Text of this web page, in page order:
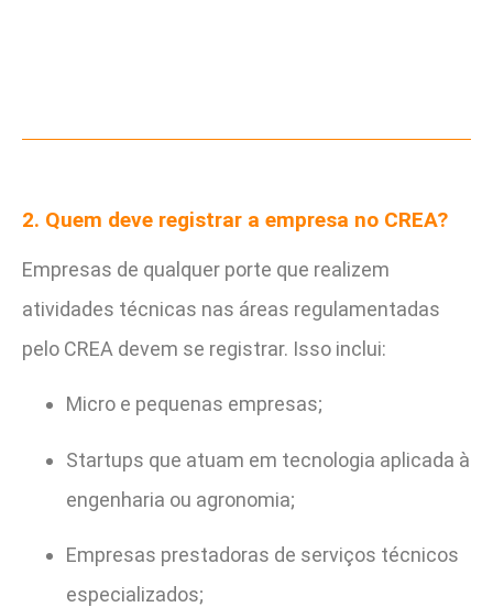
2. Quem deve registrar a empresa no CREA?
Empresas de qualquer porte que realizem
atividades técnicas nas áreas regulamentadas
pelo CREA devem se registrar. Isso inclui:
Micro e pequenas empresas;
Startups que atuam em tecnologia aplicada à
engenharia ou agronomia;
Empresas prestadoras de serviços técnicos
especializados;